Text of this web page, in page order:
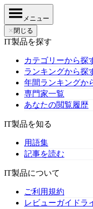
メニュー
✕ 閉じる
IT製品を探す
カテゴリーから探
ランキングから探
年間ランキングか
専門家一覧
あなたの閲覧履歴
IT製品を知る
用語集
記事を読む
IT製品について
ご利用規約
レビューガイドラ